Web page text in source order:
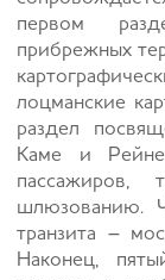
первом
прибрежных
лоцманские
раздел
Каме и
шлюзованию.
транзита –
Наконец,